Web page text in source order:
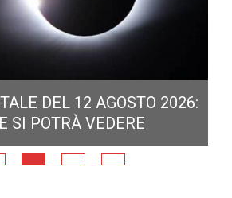
DEL 12 AGOSTO 2026:
SI POTRÀ VEDERE